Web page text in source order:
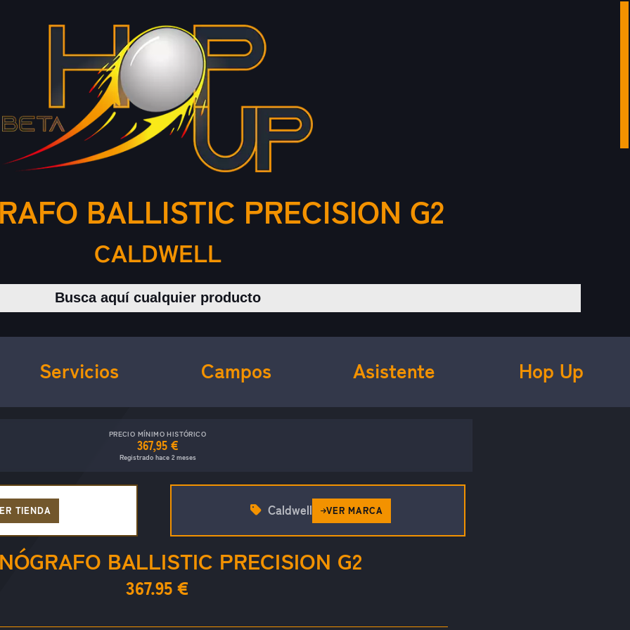
BALLISTIC PRECISION G2
CALDWELL
Buscar productos
Servicios Campos Asistente Hop Up
PRECIO MÍNIMO HISTÓRICO
367,95 €
Registrado hace 2 meses
TIENDA
BALLISTIC PRECISION G2
367.95 €
Caldwell VER MARCA